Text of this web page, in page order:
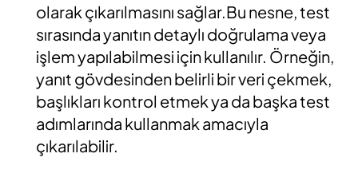
olarak çıkarılmasını sağlar.Bu nesne, test
sırasında yanıtın detaylı doğrulama veya
işlem yapılabilmesi için kullanılır. Örneğin,
yanıt gövdesinden belirli bir veri çekmek,
başlıkları kontrol etmek ya da başka test
adımlarında kullanmak amacıyla
çıkarılabilir.